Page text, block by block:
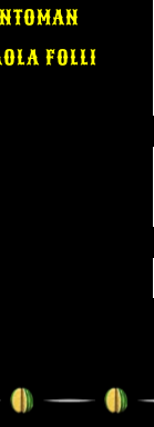
FOLLI